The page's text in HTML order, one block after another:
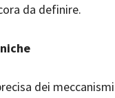
da definire.
dei